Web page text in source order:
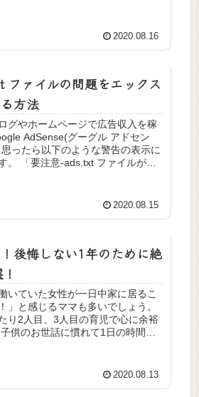
2020.08.16
ファイルの問題をエックス
方法
グやホームページで広告収入を稼
AdSense(グーグル アドセン
ったら以下のような警告の表示に
。 「要注意-ads.txt ファイルが含
2020.08.15
後悔しない1年のために絶
いていた女性が一日中家に居るこ
」と感じるママも多いでしょう。
り2人目、3人目の育児で心に余裕
供のお世話に慣れて1日の時間の
2020.08.13